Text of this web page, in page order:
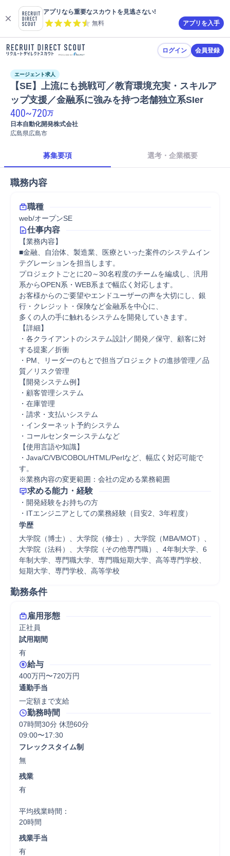
アプリなら重要なスカウトを見逃さない!
無料
アプリを入手
ログイン 会員登録
エージェント求人
【SE】上流にも挑戦可／教育環境充実・スキルア
ップ支援／金融系に強みを持つ老舗独立系SIer
400~720万
日本自動化開発株式会社
広島県広島市
募集要項 選考・企業概要
職務内容
職種
web/オープンSE
仕事内容
【業務内容】
■金融、自治体、製造業、医療といった案件のシステムイン
テグレーションを担当します。
プロジェクトごとに20～30名程度のチームを編成し、汎用
系からOPEN系・WEB系まで幅広く対応します。
お客様からのご要望やエンドユーザーの声を大切にし、銀
行・クレジット・保険など金融系を中心に、
多くの人の手に触れるシステムを開発していきます。
【詳細】
・各クライアントのシステム設計／開発／保守、顧客に対
する提案／折衝
・PM、リーダーのもとで担当プロジェクトの進捗管理／品
質／リスク管理
【開発システム例】
・顧客管理システム
・在庫管理
・請求・支払いシステム
・インターネット予約システム
・コールセンターシステムなど
【使用言語や知識】
・Java/C/VB/COBOL/HTML/Perlなど、幅広く対応可能で
す。
※業務内容の変更範囲：会社の定める業務範囲
求める能力・経験
・開発経験をお持ちの方
・ITエンジニアとしての業務経験（目安2、3年程度）
学歴
大学院（博士）、大学院（修士）、大学院（MBA/MOT）、
大学院（法科）、大学院（その他専門職）、4年制大学、6
年制大学、専門職大学、専門職短期大学、高等専門学校、
短期大学、専門学校、高等学校
勤務条件
雇用形態
正社員
試用期間
有
給与
400万円〜720万円
通勤手当
一定額まで支給
勤務時間
07時間30分 休憩60分
09:00〜17:30
フレックスタイム制
無
残業
有
平均残業時間：
20時間
残業手当
有